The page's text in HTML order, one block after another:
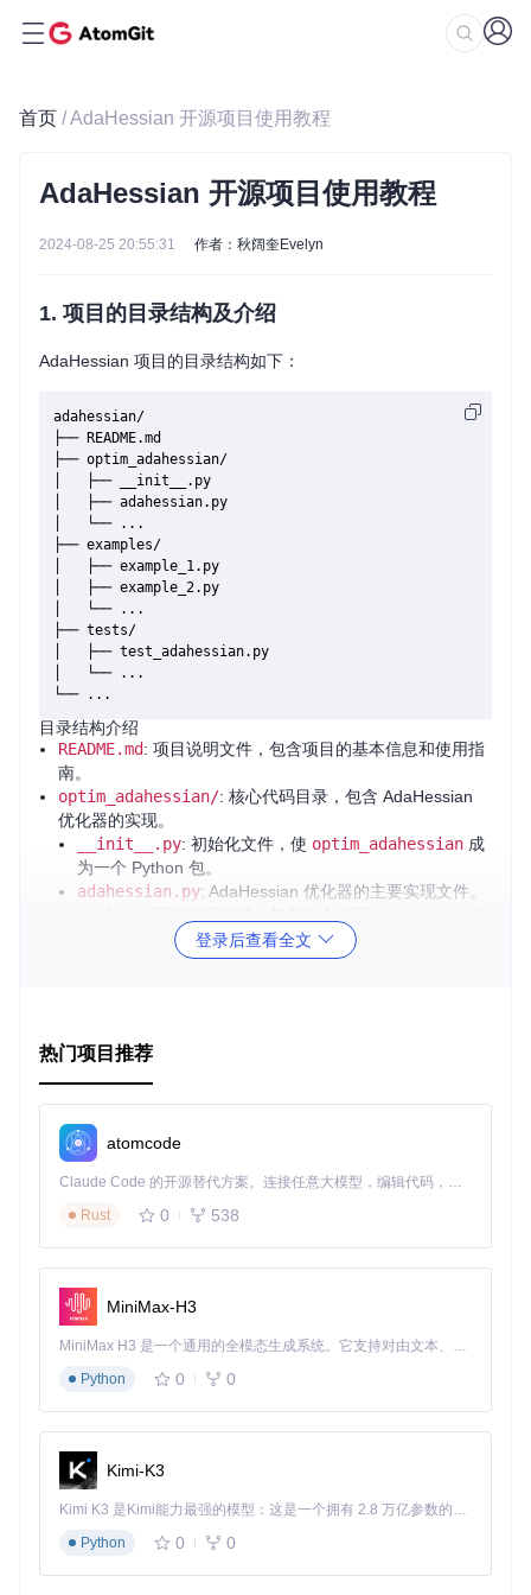
首页 / AdaHessian 开源项目使用教程
AdaHessian 开源项目使用教程
2024-08-25 20:55:31 作者：秋阔奎Evelyn
1. 项目的目录结构及介绍
AdaHessian 项目的目录结构如下：
adahessian/
├── README.md
├── optim_adahessian/
│   ├── __init__.py
│   ├── adahessian.py
│   └── ...
├── examples/
│   ├── example_1.py
│   ├── example_2.py
│   └── ...
├── tests/
│   ├── test_adahessian.py
│   └── ...
目录结构介绍
README.md: 项目说明文件，包含项目的基本信息和使用指
南。
optim_adahessian/: 核心代码目录，包含 AdaHessian
优化器的实现。
__init__.py: 初始化文件，使 optim_adahessian 成
为一个 Python 包。
adahessian.py: AdaHessian 优化器的主要实现文件。
化器的示例脚本。
: 测试代码目录，包含对 AdaHessian 优化器进行单
2. 项目的启动文件介绍
项目的启动文件主要是
是一个典型的启动文件示例：
# examples/example_1.py
import torch
# 定义模型
model = YourModel()
optimizer = Adahessian(model.parameters())
for input, output in data:
    loss = loss_function(output, model(
    loss.backward(create_graph=
启动文件介绍
daHessian 优化器。
登录后查看全文
热门项目推荐
atomcode
Claude Code 的开源替代方案。连接任意大模型，编辑代码，运行命令，自动验证 — 全自动执行。用 Rust 构建，极致性能。 ｜ An open-source alternative to Claude Code. Connect any LLM, edit code, run commands, and verify changes — autonomously. Built in Rust for speed. Get Started
Rust
0 538
MiniMax-H3
MiniMax H3 是一个通用的全模态生成系统。它支持对由文本、图像、视频和音频组成的多模态上下文进行统一理解，并能生成分辨率高达 2K、时长可达 15 秒的带原生立体声音频的视频。得益于面向任务泛化的系统设计，H3 在预训练阶段就已具备广泛的多模态上下文理解与生成能力，能够出色地执行复杂的多模态指令。
Python
0 0
Kimi-K3
Kimi K3 是Kimi能力最强的模型：这是一个拥有 2.8 万亿参数的混合专家（MoE）模型，具备原生视觉理解能力，并支持 100 万 token 的上下文窗口。
Python
0 0